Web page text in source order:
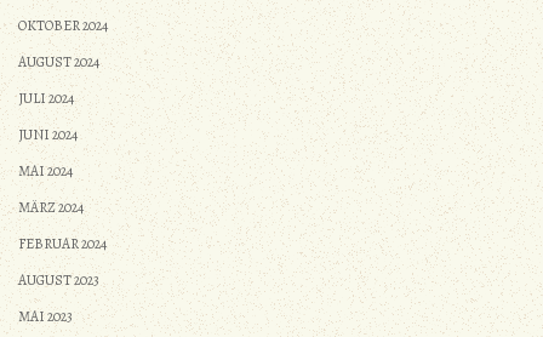
OKTOBER 2024
AUGUST 2024
JULI 2024
JUNI 2024
MAI 2024
MÄRZ 2024
FEBRUAR 2024
AUGUST 2023
MAI 2023